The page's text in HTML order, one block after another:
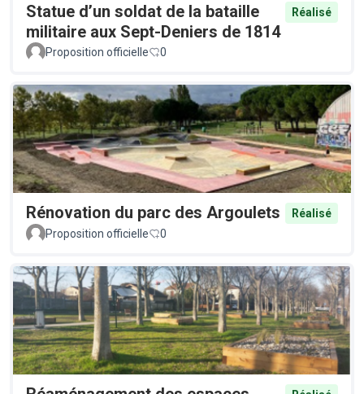
Statue d’un soldat de la bataille
militaire aux Sept-Deniers de 1814
Réalisé
Proposition officielle 0
Rénovation du parc des Argoulets
Réalisé
Proposition officielle
0